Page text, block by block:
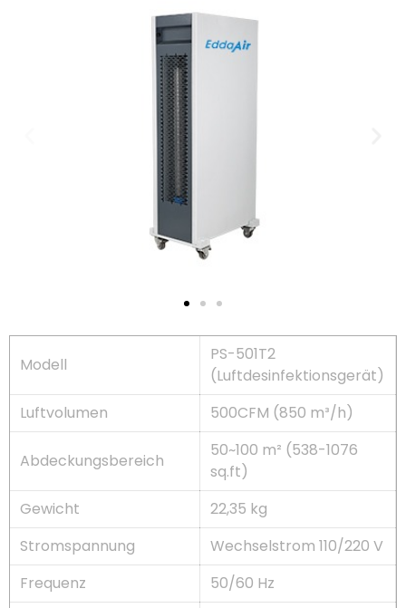
Modell
PS-501T2
(Luftdesinfektionsgerät)
Luftvolumen
500CFM (850 m³/h)
Abdeckungsbereich
50~100 m² (538-1076
sq.ft)
Gewicht
22,35 kg
Stromspannung
Wechselstrom 110/220 V
Frequenz
50/60 Hz